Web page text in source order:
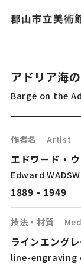
アドリア海
Barge on the
作者名 Artist
エドワード・
Edward
1889 - 1949
技法・材質
ラインエング
line-engraving